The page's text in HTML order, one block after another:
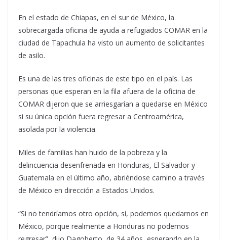
En el estado de Chiapas, en el sur de México, la
sobrecargada oficina de ayuda a refugiados COMAR en la
ciudad de Tapachula ha visto un aumento de solicitantes
de asilo.
Es una de las tres oficinas de este tipo en el país. Las
personas que esperan en la fila afuera de la oficina de
COMAR dijeron que se arriesgarían a quedarse en México
si su única opción fuera regresar a Centroamérica,
asolada por la violencia.
Miles de familias han huido de la pobreza y la
delincuencia desenfrenada en Honduras, El Salvador y
Guatemala en el último año, abriéndose camino a través
de México en dirección a Estados Unidos.
“Si no tendríamos otro opción, sí, podemos quedarnos en
México, porque realmente a Honduras no podemos